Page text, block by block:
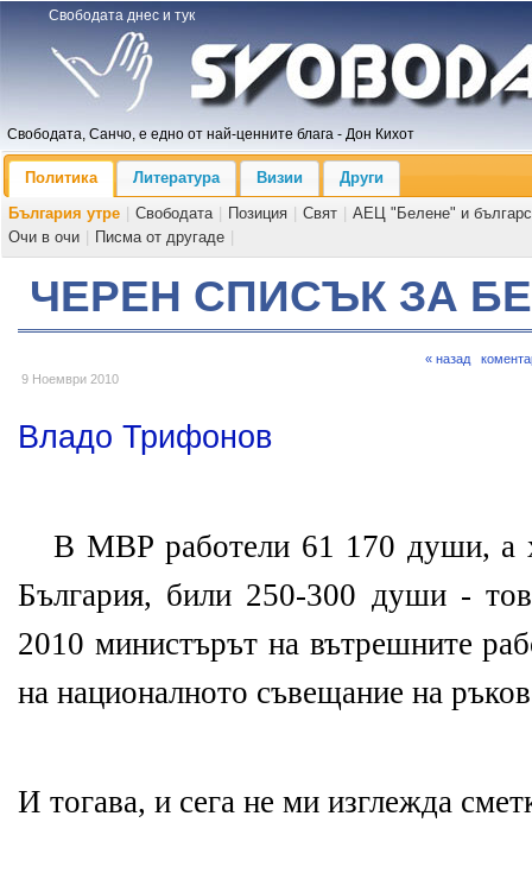
Свободата днес и тук
Свободата, Санчо, е едно от най-ценните блага - Дон Кихот
Политика Литература Визии
Други
България утре
Свободата Позиция Свят
АЕЦ "Белене" и
Очи в очи
Писма от другаде
ЧЕРЕН СПИСЪК ЗА
9 Ноември 2010
« назад
Владо Трифонов
В МВР работели 61 170 души, а
България, били 250-300 души -
2010 министърът на вътрешните
на националното съвещание на
И тогава, и сега не ми изглежда